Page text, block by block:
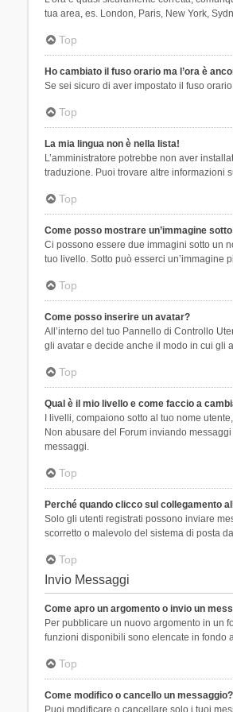
tua area, es. London, Paris, New York,
Top
Ho cambiato il fuso orario ma l’ora è
Se sei sicuro di aver impostato il fuso
Top
La mia lingua non è nella lista!
L’amministratore potrebbe non aver
traduzione. Puoi trovare altre informazioni
Top
Come posso mostrare un’immagine
Ci possono essere due immagini sotto un
tuo livello. Sotto può esserci un’immagine
Top
Come posso inserire un avatar?
All’interno del tuo Pannello di Controllo
gli avatar e decide anche il modo in cui gli
Top
Qual è il mio livello e come faccio a
I livelli, compaiono sotto al tuo nome
Non abusare del Forum inviando
messaggi.
Top
Perché quando clicco sul collegamento
Solo gli utenti registrati possono inviare
scorretto o malevolo del sistema di posta
Top
Invio Messaggi
Come apro un argomento o invio un
Per pubblicare un nuovo argomento in un
funzioni disponibili sono elencate in fondo
Top
Come modifico o cancello un messaggio?
Puoi modificare o cancellare solo i tuoi